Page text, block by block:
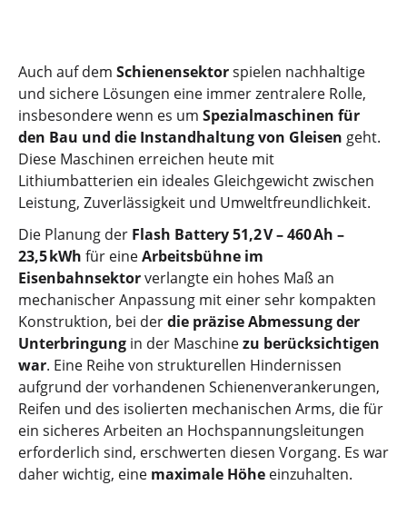
Auch auf dem Schienensektorspielen nachhaltige
und sichere Lösungen eine immer zentralere Rolle,
insbesondere wenn es um Spezialmaschinen für
den Bau und die Instandhaltung von Gleisen geht.
Diese Maschinen erreichen heute mit
Lithiumbatterien ein ideales Gleichgewicht zwischen
Leistung, Zuverlässigkeit und Umweltfreundlichkeit.
Die Planung der Flash Battery 51,2V– 460Ah –
23,5kWh für eineArbeitsbühne im
Eisenbahnsektorverlangte ein hohes Maß an
mechanischer Anpassung mit einer sehr kompakten
Konstruktion, bei derdie präzise Abmessung der
Unterbringung in der Maschinezu berücksichtigen
war. Eine Reihe von strukturellen Hindernissen
aufgrund der vorhandenen Schienenverankerungen,
Reifen und des isolierten mechanischen Arms, die für
ein sicheres Arbeiten an Hochspannungsleitungen
erforderlich sind, erschwerten diesen Vorgang. Es war
daher wichtig, eine maximale Höhe einzuhalten.